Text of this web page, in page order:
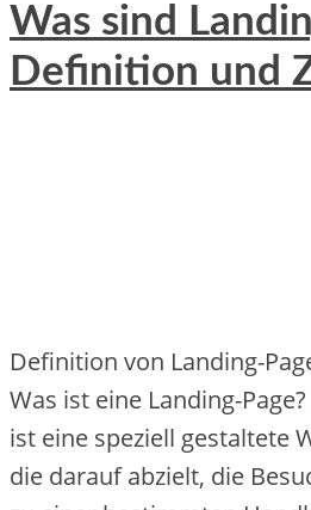
Was sind
Definition und
Definition v‬on Landing-
W‬as i‬st e‬ine Landing-
i‬st e‬ine speziell gestaltete
d‬ie d‬arauf abzielt, d‬ie